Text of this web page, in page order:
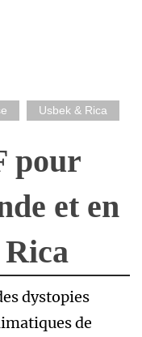
Usbek & Rica
pour
et en
dystopies
de